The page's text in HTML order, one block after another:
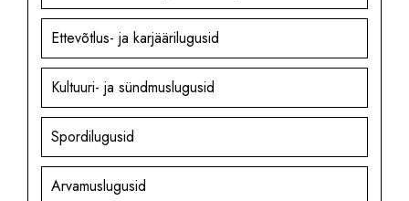
Ettevõtlus- ja karjäärilugusid
Kultuuri- ja sündmuslugusid
Spordilugusid
Arvamuslugusid